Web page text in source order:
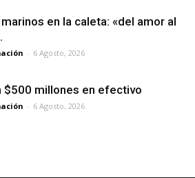
en la caleta: «del amor al
- 6 Agosto, 2026
$500 millones en efectivo
- 6 Agosto, 2026